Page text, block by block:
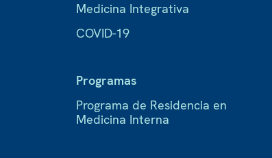
Medicina Integrativa
COVID-19
Programas
Programa de Residencia en
Medicina Interna